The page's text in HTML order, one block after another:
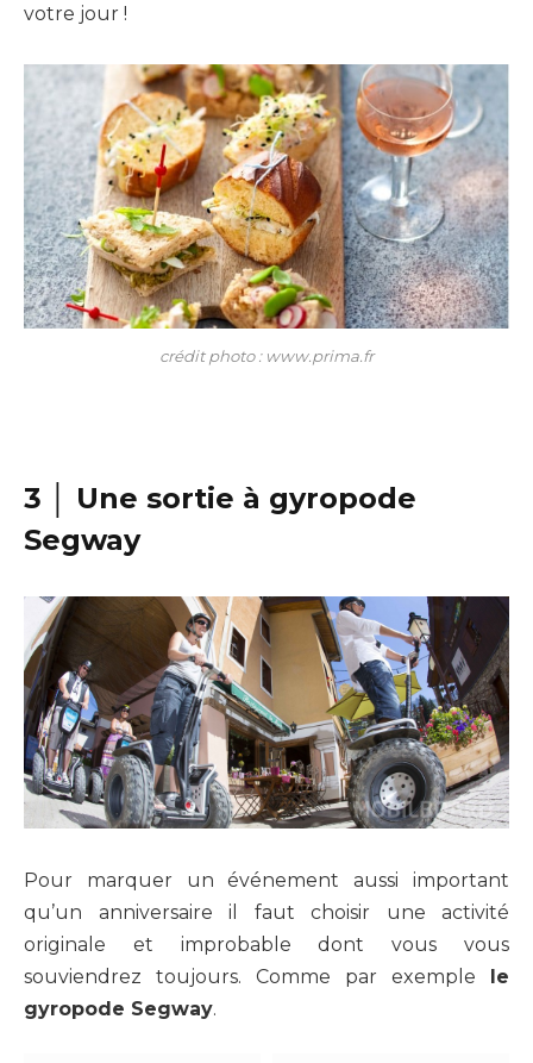
votre jour !
crédit photo : www.prima.fr
3 │ Une sortie à gyropode
Segway
Pour marquer un événement aussi important
qu’un anniversaire il faut choisir une activité
originale et improbable dont vous vous
souviendrez toujours. Comme par exemple le
gyropode Segway.